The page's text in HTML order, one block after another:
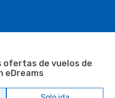
ofertas de vuelos de
eDreams